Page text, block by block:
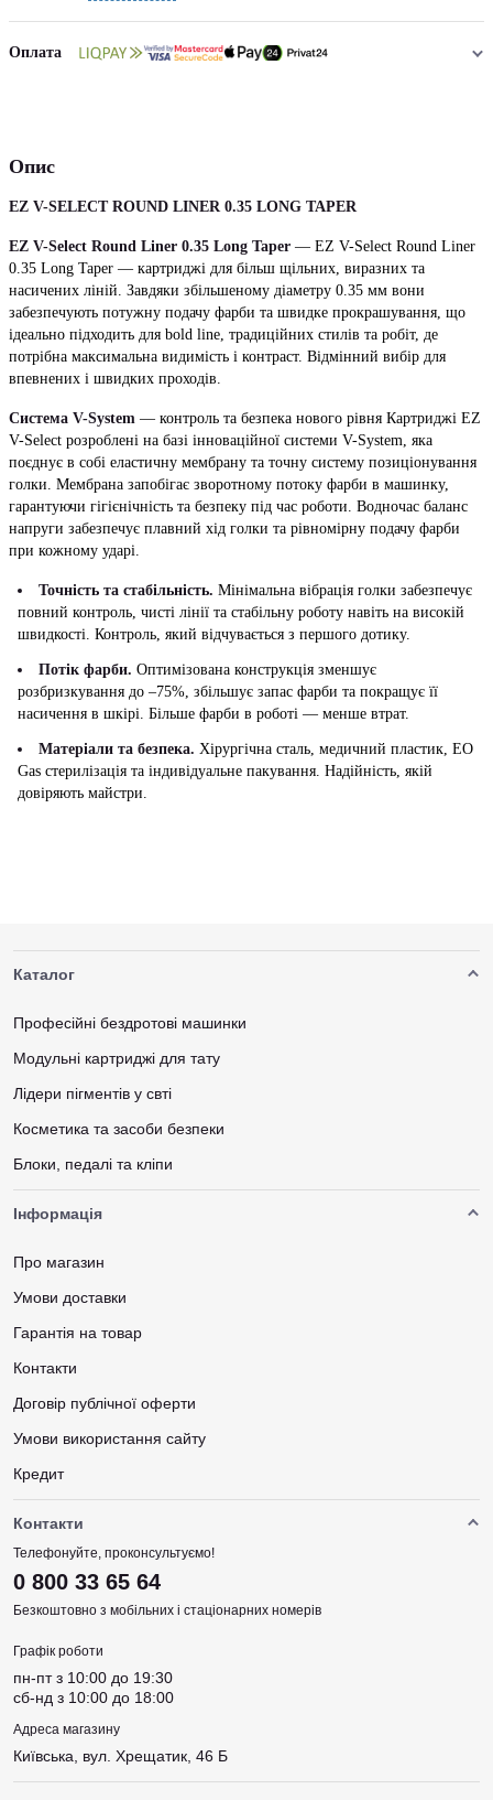
Оплата
Опис
EZ V-SELECT ROUND LINER 0.35 LONG TAPER
EZ V-Select Round Liner 0.35 Long Taper — EZ V-Select Round Liner
0.35 Long Taper — картриджі для більш щільних, виразних та
насичених ліній. Завдяки збільшеному діаметру 0.35 мм вони
забезпечують потужну подачу фарби та швидке прокрашування, що
ідеально підходить для bold line, традиційних стилів та робіт, де
потрібна максимальна видимість і контраст. Відмінний вибір для
впевнених і швидких проходів.
Система V-System — контроль та безпека нового рівня Картриджі EZ
V-Select розроблені на базі інноваційної системи V-System, яка
поєднує в собі еластичну мембрану та точну систему позиціонування
голки. Мембрана запобігає зворотному потоку фарби в машинку,
гарантуючи гігієнічність та безпеку під час роботи. Водночас баланс
напруги забезпечує плавний хід голки та рівномірну подачу фарби
при кожному ударі.
Точність та стабільність. Мінімальна вібрація голки забезпечує
повний контроль, чисті лінії та стабільну роботу навіть на високій
швидкості. Контроль, який відчувається з першого дотику.
Потік фарби. Оптимізована конструкція зменшує
розбризкування до –75%, збільшує запас фарби та покращує її
насичення в шкірі. Більше фарби в роботі — менше втрат.
Матеріали та безпека. Хірургічна сталь, медичний пластик, EO
Gas стерилізація та індивідуальне пакування. Надійність, якій
довіряють майстри.
Каталог
Професійні бездротові машинки
Модульні картриджі для тату
Лідери пігментів у свті
Косметика та засоби безпеки
Блоки, педалі та кліпи
Інформація
Про магазин
Умови доставки
Гарантія на товар
Контакти
Договір публічної оферти
Умови використання сайту
Кредит
Контакти
Телефонуйте, проконсультуємо!
0 800 33 65 64
Безкоштовно з мобільних і стаціонарних номерів
Графік роботи
пн-пт з 10:00 до 19:30
сб-нд з 10:00 до 18:00
Адреса магазину
Київська, вул. Хрещатик, 46 Б